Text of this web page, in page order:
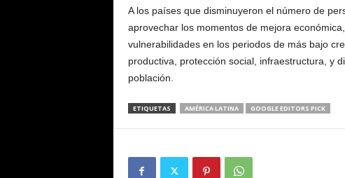
A los países que disminuyeron el número de
aprovechar los momentos de mejora
vulnerabilidades en los periodos de más bajo
productiva, protección social, infraestructura, y
población.
ETIQUETAS AMÉRICA LATINA GOOGLE EDITORS PICK